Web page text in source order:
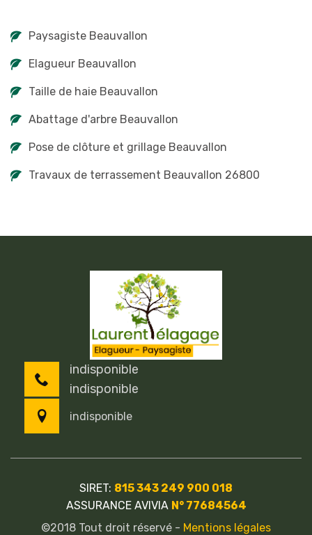
Paysagiste Beauvallon
Elagueur Beauvallon
Taille de haie Beauvallon
Abattage d'arbre Beauvallon
Pose de clôture et grillage Beauvallon
Travaux de terrassement Beauvallon 26800
indisponible
indisponible
indisponible
SIRET: 815 343 249 900 018
ASSURANCE AVIVIA N° 77684564
©2018 Tout droit réservé - Mentions légales